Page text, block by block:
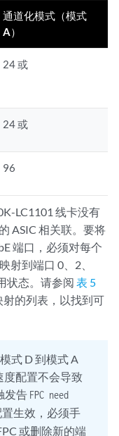
通道化模式（模式
A）
24 或
24 或
96
LC1101 线卡没有
ASIC 相关联。要将
端口，必须对每个
射到端口 0、2、
状态。请参阅 表 5
射的列表，以找到可
式 D 到模式 A
度配置不会导致
发告 FPC need
生效，必须手
或删除新的端